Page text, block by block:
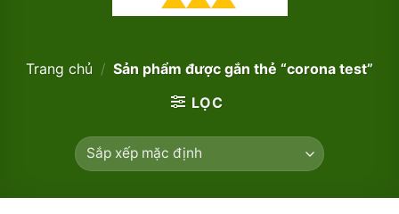
Trang chủ / Sản phẩm được gắn thẻ “corona test”
LỌC